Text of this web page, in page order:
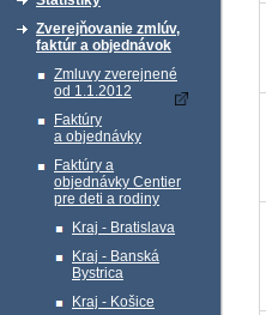
Zverejňovanie zmlúv,
faktúr a objednávok
Zmluvy zverejnené
od 1.1.2012
Faktúry
a objednávky
Faktúry a
objednávky Centier
pre deti a rodiny
Kraj - Bratislava
Kraj - Banská
Bystrica
Kraj - Košice